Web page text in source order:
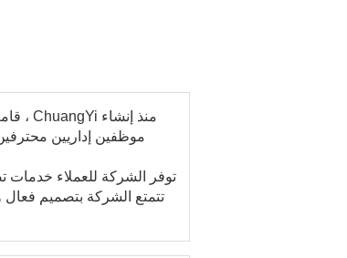
توفر الشركة للعملاء خدمات
تتمتع الشركة بتصميم فعال